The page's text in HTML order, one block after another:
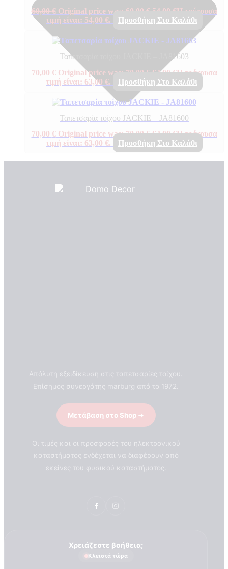
60,00€ Original price was: 60,00 €. 54,00 €Η τρέχουσα
τιμή είναι: 54,00 €.
Προσθήκη Στο Καλάθι
Ταπετσαρία τοίχου JACKIE – JA81603
70,00€ Original price was: 70,00 €. 63,00€Η τρέχουσα
τιμή είναι: 63,00 €.
Προσθήκη Στο Καλάθι
Ταπετσαρία τοίχου JACKIE – JA81600
70,00€ Original price was: 70,00 €.63,00€Η τρέχουσα
τιμή είναι: 63,00 €.
Προσθήκη Στο Καλάθι
Απόλυτη εξειδίκευση στις ταπετσαρίες τοίχου.
Επίσημος συνεργάτης marburg από το 1972.
Μετάβαση στο Shop
Οι τιμές και οι προσφορές του ηλεκτρονικού
καταστήματος ενδέχεται να διαφέρουν από
εκείνες του φυσικού καταστήματος.
Χρειάζεστε βοήθεια;
Κλειστά τώρα